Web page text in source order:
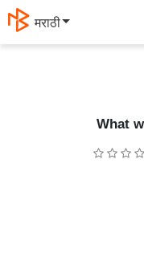
मराठी
What